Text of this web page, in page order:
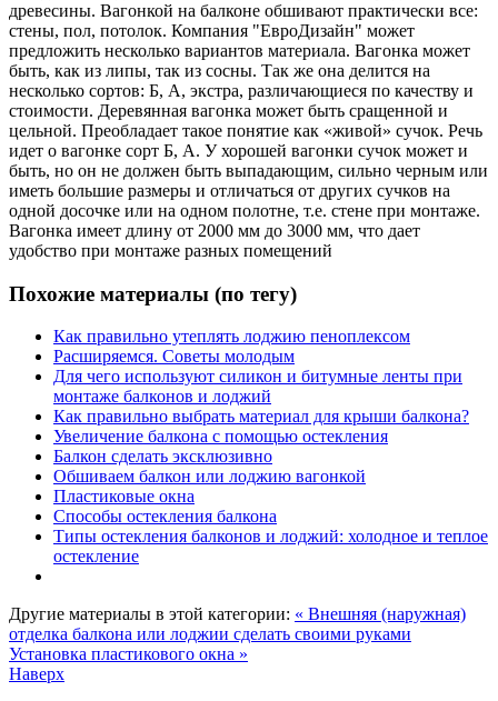
древесины. Вагонкой на балконе обшивают практически все:
стены, пол, потолок. Компания "ЕвроДизайн" может
предложить несколько вариантов материала. Вагонка может
быть, как из липы, так из сосны. Так же она делится на
несколько сортов: Б, А, экстра, различающиеся по качеству и
стоимости. Деревянная вагонка может быть сращенной и
цельной. Преобладает такое понятие как «живой» сучок. Речь
идет о вагонке сорт Б, А. У хорошей вагонки сучок может и
быть, но он не должен быть выпадающим, сильно черным или
иметь большие размеры и отличаться от других сучков на
одной досочке или на одном полотне, т.е. стене при монтаже.
Вагонка имеет длину от 2000 мм до 3000 мм, что дает
удобство при монтаже разных помещений
Похожие материалы (по тегу)
Как правильно утеплять лоджию пеноплексом
Расширяемся. Советы молодым
Для чего используют силикон и битумные ленты при
монтаже балконов и лоджий
Как правильно выбрать материал для крыши балкона?
Увеличение балкона с помощью остекления
Балкон сделать эксклюзивно
Обшиваем балкон или лоджию вагонкой
Пластиковые окна
Способы остекления балкона
Типы остекления балконов и лоджий: холодное и теплое
остекление
Другие материалы в этой категории: « Внешняя (наружная)
отделка балкона или лоджии сделать своими руками
Установка пластикового окна »
Наверх